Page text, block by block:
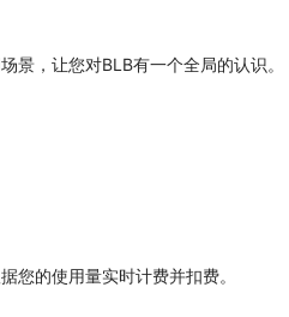
景，让您对BLB有一个全局的认识。
您的使用量实时计费并扣费。